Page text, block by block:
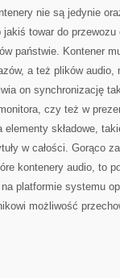
nie są jedynie
towar do przewozu
państwie. Kontener
a też plików audio,
on synchronizację
czy też w
składowe,
w całości. Gorąco
kontenery audio, to
platformie systemu
możliwość